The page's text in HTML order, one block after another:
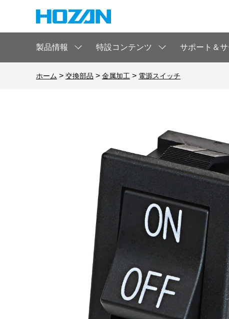
製品情報 特設コンテンツ サポート＆サ
ホーム > 交換部品 > 金属加工 > 電源スイッチ